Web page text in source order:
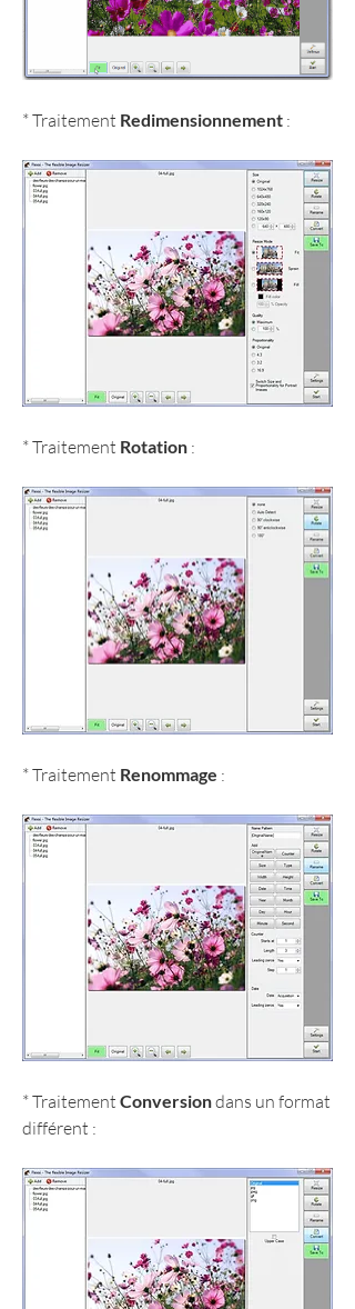
* Traitement Redimensionnement :
* Traitement Rotation :
* Traitement Renommage :
* Traitement Conversion dans un format
différent :